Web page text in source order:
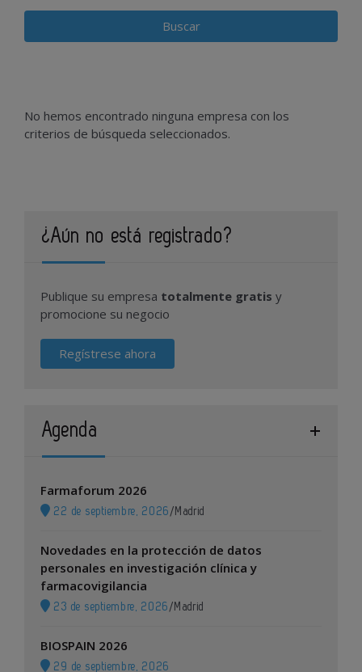
No hemos encontrado ninguna empresa con los
criterios de búsqueda seleccionados.
¿Aún no está registrado?
Publique su empresa totalmente gratis y
promocione su negocio
Regístrese ahora
Agenda
Farmaforum 2026
22 de septiembre, 2026 / Madrid
Novedades en la protección de datos
personales en investigación clínica y
farmacovigilancia
23 de septiembre, 2026 / Madrid
BIOSPAIN 2026
29 de septiembre, 2026